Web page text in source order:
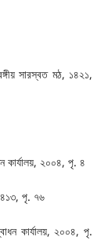
সারস্বত মঠ, ১৪২১,
কার্যালয়, ২০০৪, পৃ. ৪
১৪১৩, পৃ. ৭৬
কার্যালয়, ২০০৪, পৃ.